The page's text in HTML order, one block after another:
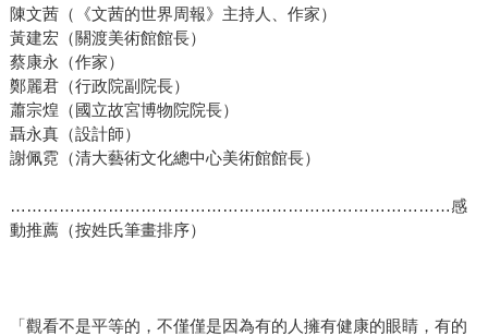
陳文茜（《文茜的世界周報》主持人、作家）
黃建宏（關渡美術館館長）
蔡康永（作家）
鄭麗君（行政院副院長）
蕭宗煌（國立故宮博物院院長）
聶永真（設計師）
謝佩霓（清大藝術文化總中心美術館館長）
………………………………………………………………………感
動推薦（按姓氏筆畫排序）
「觀看不是平等的，不僅僅是因為有的人擁有健康的眼睛，有的